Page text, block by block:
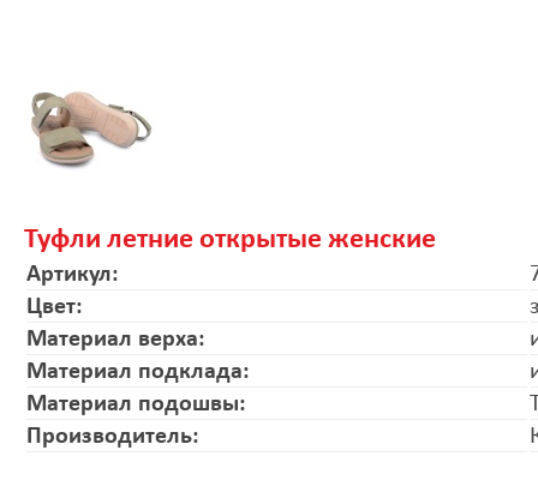
Туфли летние открытые женские
Артикул:
Цвет:
Материал верха:
Материал подклада:
Материал подошвы:
Производитель: